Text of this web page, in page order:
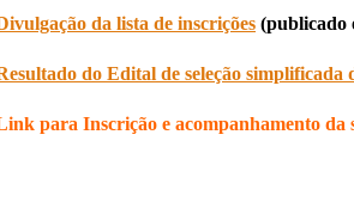
da lista de inscrições (publicado
do Edital de seleção simplificada
para Inscrição e acompanhamento da